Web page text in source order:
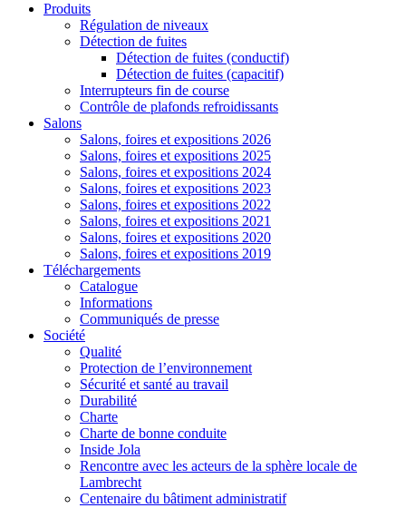
Produits
Régulation de niveaux
Détection de fuites
Détection de fuites (conductif)
Détection de fuites (capacitif)
Interrupteurs fin de course
Contrôle de plafonds refroidissants
Salons
Salons, foires et expositions 2026
Salons, foires et expositions 2025
Salons, foires et expositions 2024
Salons, foires et expositions 2023
Salons, foires et expositions 2022
Salons, foires et expositions 2021
Salons, foires et expositions 2020
Salons, foires et expositions 2019
Téléchargements
Catalogue
Informations
Communiqués de presse
Société
Qualité
Protection de l’environnement
Sécurité et santé au travail
Durabilité
Charte
Charte de bonne conduite
Inside Jola
Rencontre avec les acteurs de la sphère locale de
Lambrecht
Centenaire du bâtiment administratif